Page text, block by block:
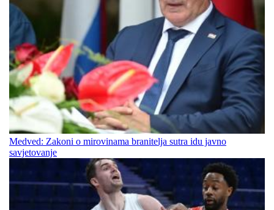
Medved: Zakoni o mirovinama branitelja sutra idu javno
savjetovanje